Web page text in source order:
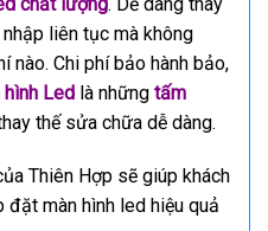
liên tục mà không
nào. Chi phí bảo hành bảo,
hình Led là những tấm
thế sửa chữa dễ dàng.
Thiên Hợp sẽ giúp khách
đặt màn hình led hiệu quả